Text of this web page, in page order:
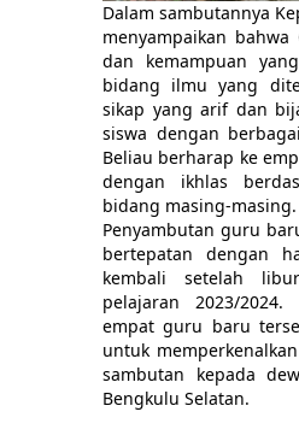
Dalam sambutannya
menyampaikan
dan kemampuan
bidang ilmu yang
sikap yang arif dan
siswa dengan
Beliau berharap ke
dengan ikhlas
bidang masing-masing.
Penyambutan guru
bertepatan dengan
kembali setelah
pelajaran 2023/
empat guru baru
untuk
sambutan kepada
Bengkulu Selatan.